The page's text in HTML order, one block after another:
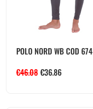
POLO NORD WB COD 674
€46.08 €36.86